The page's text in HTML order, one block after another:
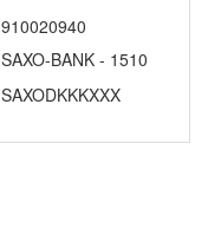
910020940
SAXO-BANK - 1510
SAXODKKKXXX